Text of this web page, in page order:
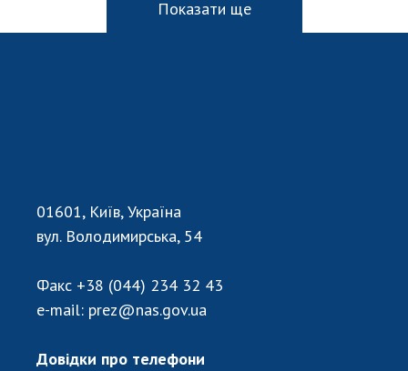
Показати ще
01601, Київ, Україна
вул. Володимирська, 54
Факс +38 (044) 234 32 43
e-mail: prez@nas.gov.ua
Довідки про телефони